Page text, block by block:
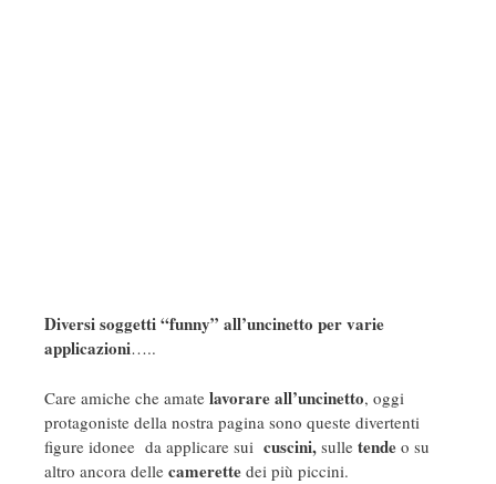
Diversi soggetti “funny” all’uncinetto per varie
applicazioni…..
Care amiche che amate lavorare all’uncinetto, oggi
protagoniste della nostra pagina sono queste divertenti
figure idonee da applicare sui cuscini, sulle tende o su
altro ancora delle camerette dei più piccini.